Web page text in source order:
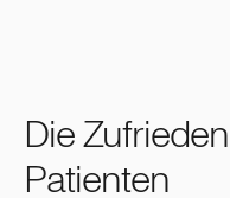
Die
Patienten